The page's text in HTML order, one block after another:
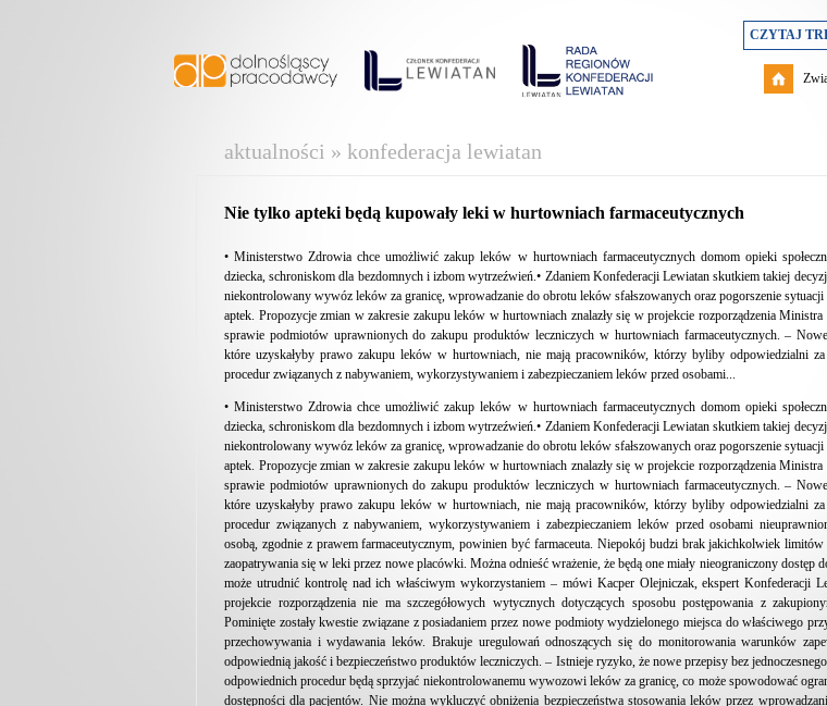
CZYTAJ
aktualności » konfederacja lewiatan
Nie tylko apteki będą kupowały leki w hurtowniach farmaceutycznych
• Ministerstwo Zdrowia chce umożliwić zakup leków w hurtowniach farmaceutycznych domom opieki
dziecka, schroniskom dla bezdomnych i izbom wytrzeźwień.• Zdaniem Konfederacji Lewiatan skutkiem takiej
niekontrolowany wywóz leków za granicę, wprowadzanie do obrotu leków sfałszowanych oraz pogorszenie
aptek. Propozycje zmian w zakresie zakupu leków w hurtowniach znalazły się w projekcie rozporządzenia
sprawie podmiotów uprawnionych do zakupu produktów leczniczych w hurtowniach farmaceutycznych. –
które uzyskałyby prawo zakupu leków w hurtowniach, nie mają pracowników, którzy byliby odpowiedzialni
procedur związanych z nabywaniem, wykorzystywaniem i zabezpieczaniem leków przed osobami...
• Ministerstwo Zdrowia chce umożliwić zakup leków w hurtowniach farmaceutycznych domom opieki
dziecka, schroniskom dla bezdomnych i izbom wytrzeźwień.• Zdaniem Konfederacji Lewiatan skutkiem takiej
niekontrolowany wywóz leków za granicę, wprowadzanie do obrotu leków sfałszowanych oraz pogorszenie
aptek. Propozycje zmian w zakresie zakupu leków w hurtowniach znalazły się w projekcie rozporządzenia
sprawie podmiotów uprawnionych do zakupu produktów leczniczych w hurtowniach farmaceutycznych. –
które uzyskałyby prawo zakupu leków w hurtowniach, nie mają pracowników, którzy byliby odpowiedzialni
procedur związanych z nabywaniem, wykorzystywaniem i zabezpieczaniem leków przed osobami
osobą, zgodnie z prawem farmaceutycznym, powinien być farmaceuta. Niepokój budzi brak jakichkolwiek limitów
zaopatrywania się w leki przez nowe placówki. Można odnieść wrażenie, że będą one miały nieograniczony dostęp
może utrudnić kontrolę nad ich właściwym wykorzystaniem – mówi Kacper Olejniczak, ekspert Konfederacji
projekcie rozporządzenia nie ma szczegółowych wytycznych dotyczących sposobu postępowania z
Pominięte zostały kwestie związane z posiadaniem przez nowe podmioty wydzielonego miejsca do właściwego
przechowywania i wydawania leków. Brakuje uregulowań odnoszących się do monitorowania warunków
odpowiednią jakość i bezpieczeństwo produktów leczniczych. – Istnieje ryzyko, że nowe przepisy bez
odpowiednich procedur będą sprzyjać niekontrolowanemu wywozowi leków za granicę, co może spowodować
dostępności dla pacjentów. Nie można wykluczyć obniżenia bezpieczeństwa stosowania leków przez